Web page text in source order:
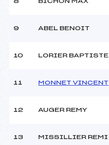
8 BICHON MAX
9 ABEL BENOIT
10 LORIER BAPTISTE
11 MONNET VINCENT
12 AUGER REMY
13 MISSILLIER REMI